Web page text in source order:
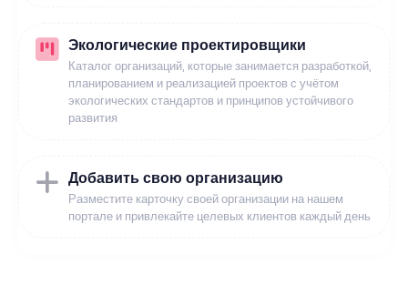
Экологические проектировщики
Каталог организаций, которые занимается разработкой,
планированием и реализацией проектов с учётом
экологических стандартов и принципов устойчивого
развития
Добавить свою организацию
Разместите карточку своей организации на нашем
портале и привлекайте целевых клиентов каждый день